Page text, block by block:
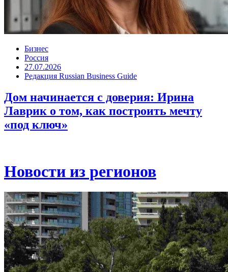
Бизнес
Россия
27.07.2026
Редакция Russian Business Guide
Дом начинается с доверия: Ирина
Лаврик о том, как построить мечту
«под ключ»
Новости из регионов